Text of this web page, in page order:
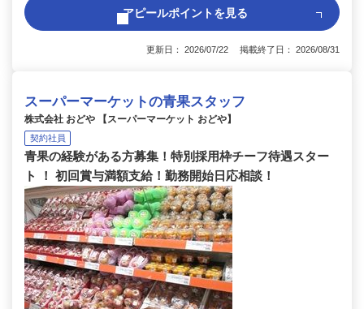
アピールポイントを見る
更新日： 2026/07/22 掲載終了日： 2026/08/31
スーパーマーケットの青果スタッフ
株式会社 おどや 【スーパーマーケット おどや】
契約社員
青果の経験がある方募集！特別採用枠チーフ待遇スター
ト ！ 初回賞与満額支給！勤務開始日応相談！